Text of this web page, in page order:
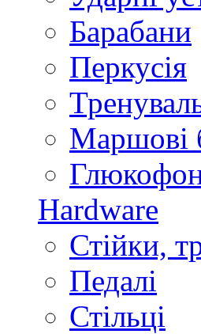
Барабани
Перкусія
Маршові
Hardware
Стійки,
Педалі
Стільці